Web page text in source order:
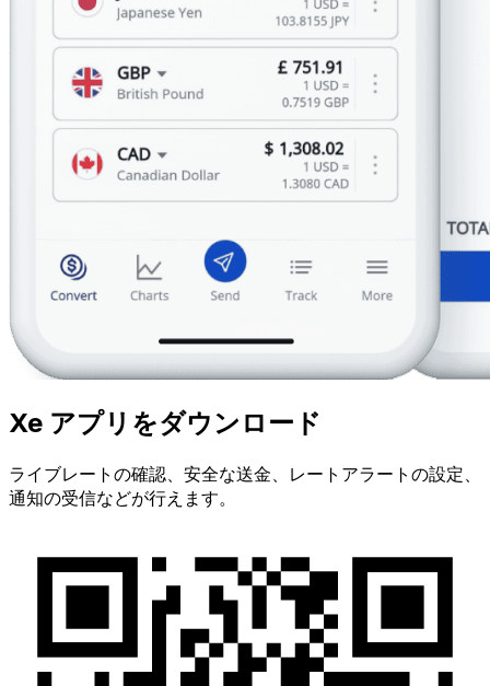
Xe アプリをダウンロード
ライブレートの確認、安全な送金、レートアラートの設定、
通知の受信などが行えます。